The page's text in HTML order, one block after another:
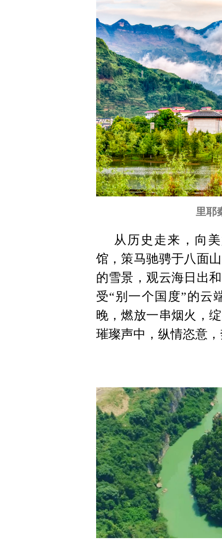
里耶
从历史走来，向
馆，策马驰骋于八面
的雪景，观云海日出
受“别一个国度”的云
晚，燃放一串烟火，
璀璨声中，纵情恣意